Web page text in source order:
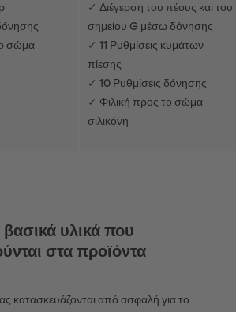
σώμα
✓ Διέγερση του πέους και του
σημείου G μέσω δόνησης
✓ 11 Ρυθμίσεις κυμάτων
πίεσης
✓ 10 Ρυθμίσεις δόνησης
✓ Φιλική προς το σώμα
σιλικόνη
βασικά υλικά που
στα προϊόντα
κατασκευάζονται από ασφαλή για το